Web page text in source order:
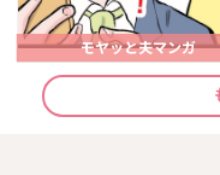
モヤッと夫マンガ